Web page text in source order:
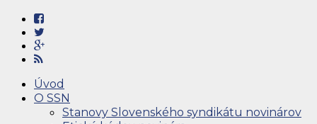
Úvod
O SSN
Stanovy Slovenského syndikátu novinárov